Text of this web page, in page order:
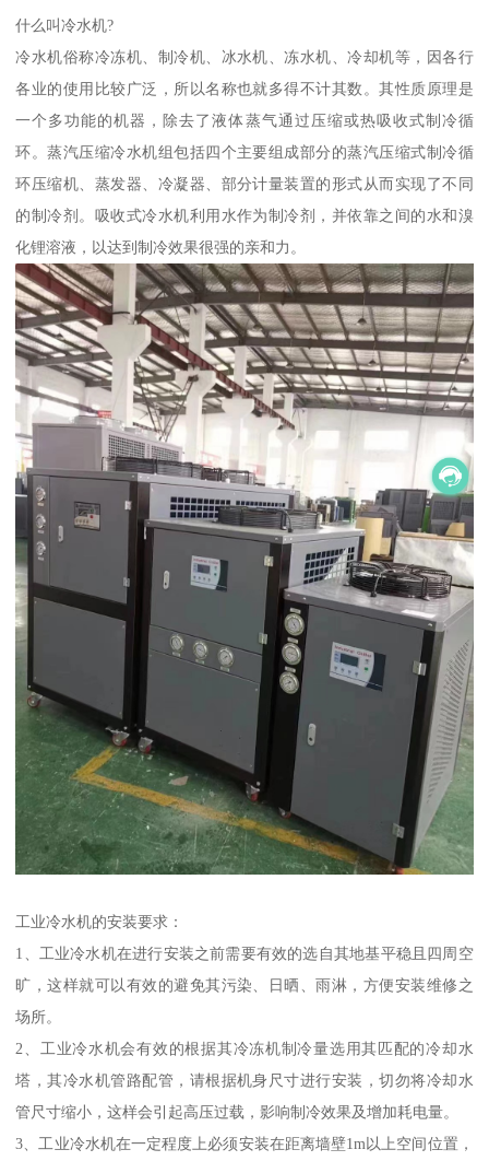
什么叫冷水机?
冷水机俗称冷冻机、制冷机、冰水机、冻水机、冷却机等，因各行
各业的使用比较广泛，所以名称也就多得不计其数。其性质原理是
一个多功能的机器，除去了液体蒸气通过压缩或热吸收式制冷循
环。蒸汽压缩冷水机组包括四个主要组成部分的蒸汽压缩式制冷循
环压缩机、蒸发器、冷凝器、部分计量装置的形式从而实现了不同
的制冷剂。吸收式冷水机利用水作为制冷剂，并依靠之间的水和溴
化锂溶液，以达到制冷效果很强的亲和力。
工业冷水机的安装要求：
1、工业冷水机在进行安装之前需要有效的选自其地基平稳且四周空
旷，这样就可以有效的避免其污染、日晒、雨淋，方便安装维修之
场所。
2、工业冷水机会有效的根据其冷冻机制冷量选用其匹配的冷却水
塔，其冷水机管路配管，请根据机身尺寸进行安装，切勿将冷却水
管尺寸缩小，这样会引起高压过载，影响制冷效果及增加耗电量。
3、工业冷水机在一定程度上必须安装在距离墙壁1m以上空间位置，